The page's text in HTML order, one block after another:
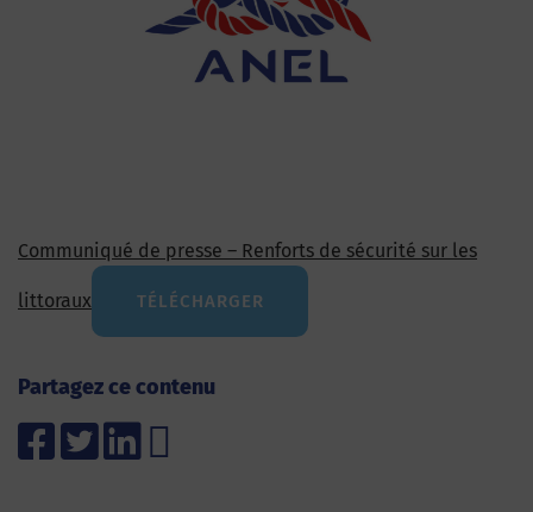
Communiqué de presse – Renforts de sécurité sur les
littoraux TÉLÉCHARGER
Partagez ce contenu